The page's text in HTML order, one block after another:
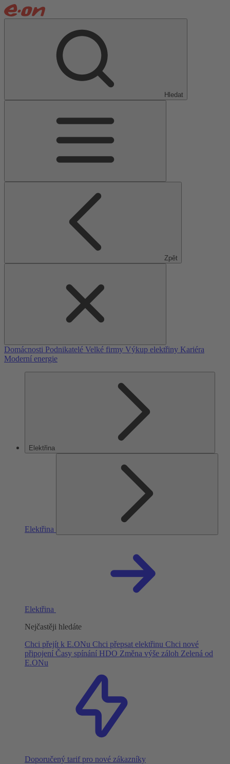
Hledat
Zpět
Domácnosti Podnikatelé Velké firmy Výkup elektřiny Kariéra
Moderní energie
Elektřina
Elektřina
Elektřina
Nejčastěji hledáte
Chci přejít k E.ONu Chci přepsat elektřinu Chci nové
připojení Časy spínání HDO Změna výše záloh Zelená od
E.ONu
Doporučený tarif pro nové zákazníky